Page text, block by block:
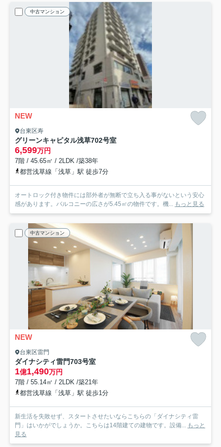
中古マンション
NEW
台東区寿
グリーンキャピタル浅草702号室
6,599万円
7階 / 45.65㎡ / 2LDK /築38年
都営浅草線「浅草」駅 徒歩7分
オートロック付き物件には部外者が無断で立ち入る事がないという安心
感があります。バルコニーの広さが5.45㎡の物件です。機... もっと見る
中古マンション
NEW
台東区雷門
ダイナシティ雷門703号室
1億1,490万円
7階 / 55.14㎡ / 2LDK /築21年
都営浅草線「浅草」駅 徒歩1分
新生活を失敗せず、スタートさせたいならこちらの「ダイナシティ雷
門」はいかがでしょうか。こちらは14階建ての建物です。設備... もっと
見る